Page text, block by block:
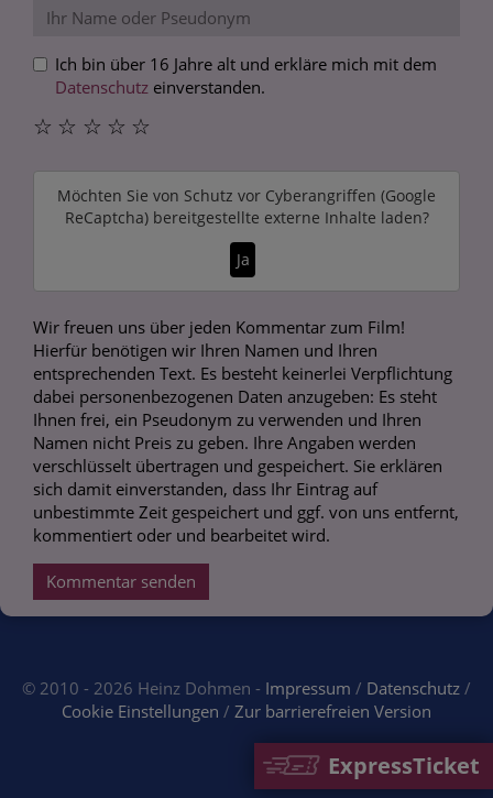
ExpressTicket
Ich bin über 16 Jahre alt und erkläre mich mit dem
Datenschutz einverstanden.
☆
☆
☆
☆
☆
Möchten Sie von Schutz vor Cyberangriffen (Google
ReCaptcha)bereitgestellte externe Inhalte laden?
Ja
Wir freuen uns über jeden Kommentar zum Film!
Hierfür benötigen wir Ihren Namen und Ihren
entsprechenden Text. Es besteht keinerlei Verpflichtung
dabei personenbezogenen Daten anzugeben: Es steht
Ihnen frei, ein Pseudonym zu verwenden und Ihren
Namen nicht Preis zu geben. Ihre Angaben werden
verschlüsselt übertragen und gespeichert. Sie erklären
sich damit einverstanden, dass Ihr Eintrag auf
unbestimmte Zeit gespeichert und ggf. von uns entfernt,
kommentiert oder und bearbeitet wird.
Kommentar senden
© 2010 - 2026 Heinz Dohmen - Impressum / Datenschutz /
Cookie Einstellungen / Zur barrierefreien Version